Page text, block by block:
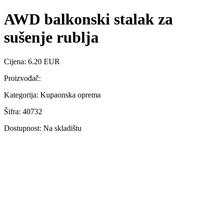
AWD balkonski stalak za
sušenje rublja
Cijena: 6.20 EUR
Proizvođač:
Kategorija: Kupaonska oprema
Šifra: 40732
Dostupnost: Na skladištu